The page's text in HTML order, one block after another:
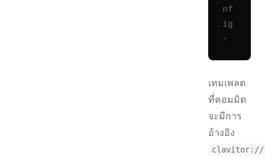
nf
ig
-
เทมเพลต
ที่คอมมิต
จะมีการ
อ้างอิง
clavitor://